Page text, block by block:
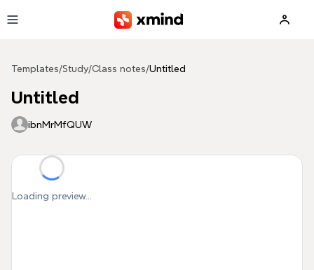
Templates/Study/Class notes/Untitled
Untitled
ibnMrMfQUW
Loading preview...